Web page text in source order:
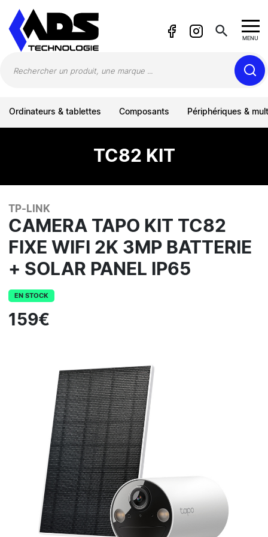
search MENU
Ordinateurs & tablettes Composants Périphériques &
TC82 KIT
TP-LINK
CAMERA TAPO KIT TC82
FIXE WIFI 2K 3MP BATTERIE
+ SOLAR PANEL IP65
EN STOCK
159€